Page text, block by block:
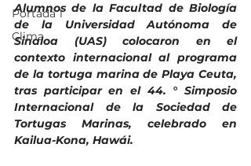
Portada 1
Clima
Alumnos de la Facultad de Biología
de la Universidad Autónoma de
Sinaloa (UAS) colocaron en el
contexto internacional al programa
de la tortuga marina de Playa Ceuta,
tras participar en el 44. ° Simposio
Internacional de la Sociedad de
Tortugas Marinas, celebrado en
Kailua-Kona, Hawái.